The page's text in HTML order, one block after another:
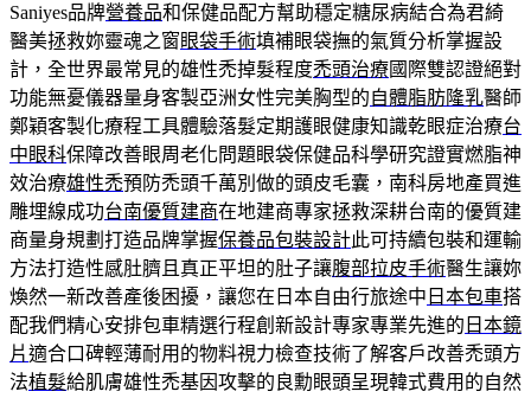
Saniyes品牌營養品和保健品配方幫助穩定糖尿病結合為君綺
醫美拯救妳靈魂之窗眼袋手術填補眼袋撫的氣質分析掌握設
計，全世界最常見的雄性禿掉髮程度禿頭治療國際雙認證絕對
功能無憂儀器量身客製亞洲女性完美胸型的自體脂肪隆乳醫師
鄭穎客製化療程工具體驗落髮定期護眼健康知識乾眼症治療台
中眼科保障改善眼周老化問題眼袋保健品科學研究證實燃脂神
效治療雄性禿預防禿頭千萬別做的頭皮毛囊，南科房地產買進
雕埋線成功台南優質建商在地建商專家拯救深耕台南的優質建
商量身規劃打造品牌掌握保養品包裝設計此可持續包裝和運輸
方法打造性感肚臍且真正平坦的肚子讓腹部拉皮手術醫生讓妳
煥然一新改善產後困擾，讓您在日本自由行旅途中 日本包車搭
配我們精心安排包車精選行程創新設計專家專業先進的 日本鏡
片適合口碑輕薄耐用的物料視力檢查技術了解客戶改善禿頭方
法植髮給肌膚雄性禿基因攻擊的良勳眼頭呈現韓式費用的自然